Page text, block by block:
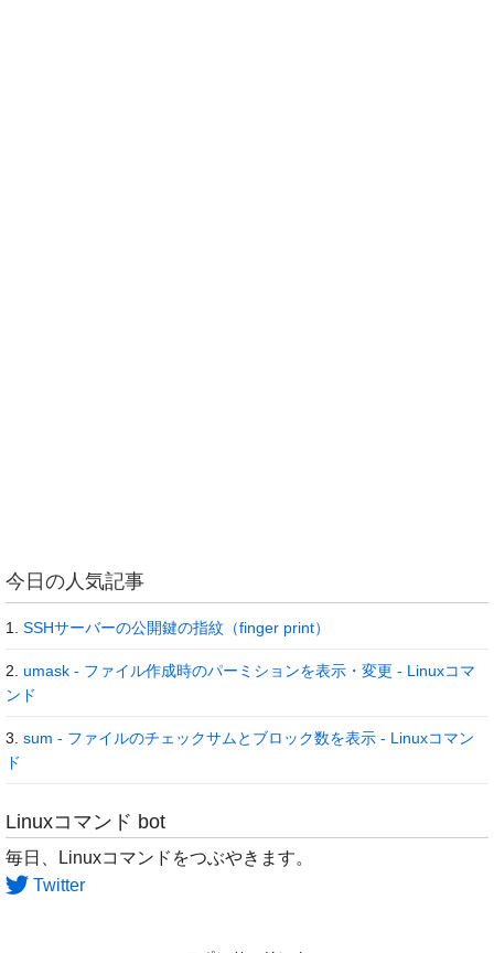
今日の人気記事
SSHサーバーの公開鍵の指紋（finger print）
umask - ファイル作成時のパーミションを表示・変更 - Linuxコマ
ンド
sum - ファイルのチェックサムとブロック数を表示 - Linuxコマン
ド
Linuxコマンド bot
毎日、Linuxコマンドをつぶやきます。
Twitter